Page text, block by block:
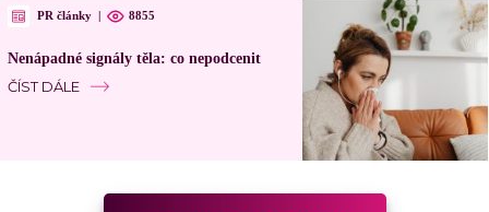
PR články 8855
Nenápadné signály těla: co nepodcenit
ČÍST DÁLE